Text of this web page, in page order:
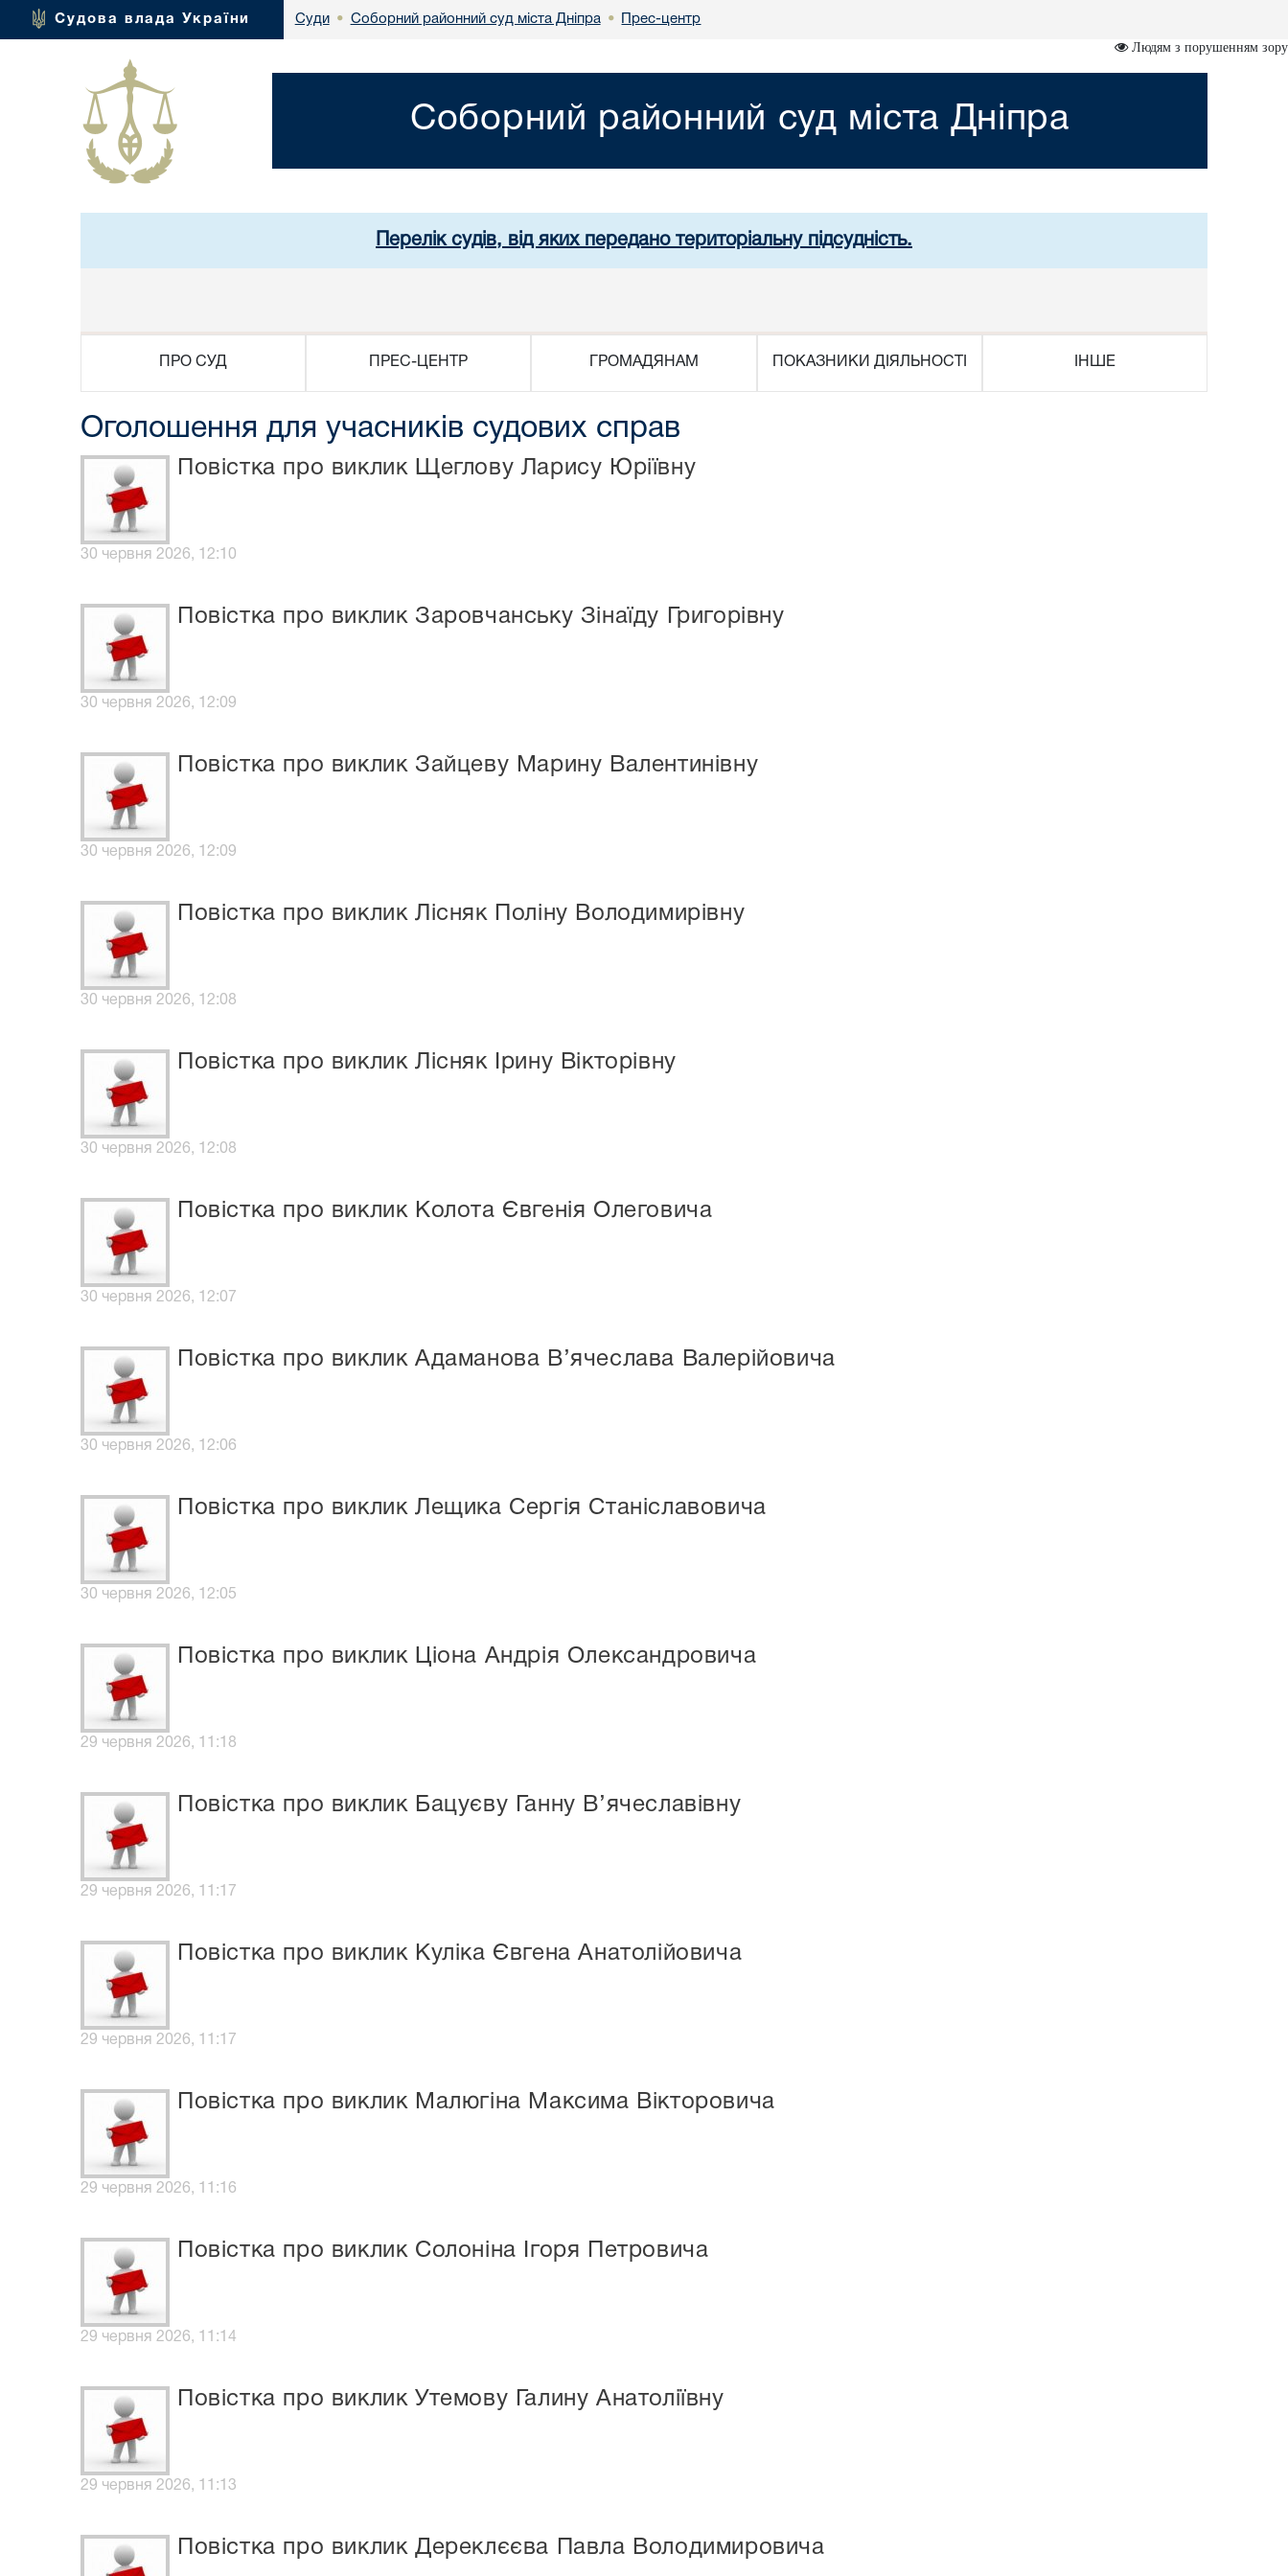
Судова влада України Суди • Соборний районний суд міста Дніпра • Прес-центр
Людям з порушенням зору
Соборний районний суд міста Дніпра
Перелік судів, від яких передано територіальну підсудність.
ПРО СУД ПРЕС-ЦЕНТР ГРОМАДЯНАМ ПОКАЗНИКИ ДІЯЛЬНОСТІ ІНШЕ
Оголошення для учасників судових справ
Повістка про виклик Щеглову Ларису Юріївну
30 червня 2026, 12:10
Повістка про виклик Заровчанську Зінаїду Григорівну
30 червня 2026, 12:09
Повістка про виклик Зайцеву Марину Валентинівну
30 червня 2026, 12:09
Повістка про виклик Лісняк Поліну Володимирівну
30 червня 2026, 12:08
Повістка про виклик Лісняк Ірину Вікторівну
30 червня 2026, 12:08
Повістка про виклик Колота Євгенія Олеговича
30 червня 2026, 12:07
Повістка про виклик Адаманова В’ячеслава Валерійовича
30 червня 2026, 12:06
Повістка про виклик Лещика Сергія Станіславовича
30 червня 2026, 12:05
Повістка про виклик Ціона Андрія Олександровича
29 червня 2026, 11:18
Повістка про виклик Бацуєву Ганну В’ячеславівну
29 червня 2026, 11:17
Повістка про виклик Куліка Євгена Анатолійовича
29 червня 2026, 11:17
Повістка про виклик Малюгіна Максима Вікторовича
29 червня 2026, 11:16
Повістка про виклик Солоніна Ігоря Петровича
29 червня 2026, 11:14
Повістка про виклик Утемову Галину Анатоліївну
29 червня 2026, 11:13
Повістка про виклик Дереклєєва Павла Володимировича